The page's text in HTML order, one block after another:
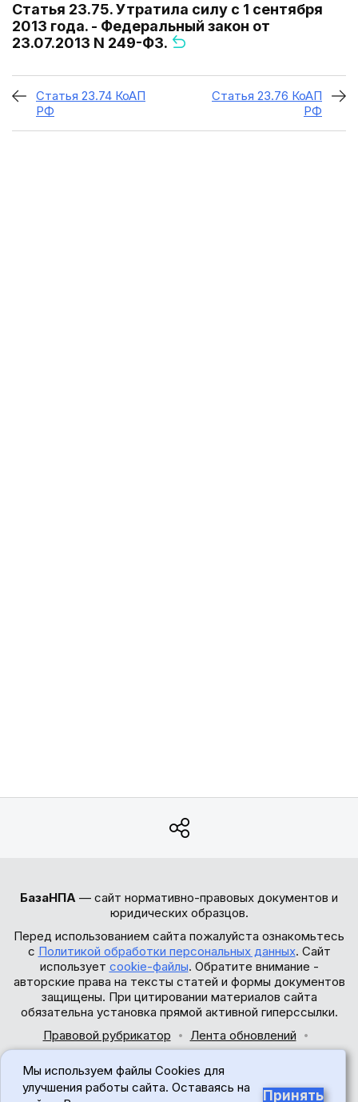
Статья 23.75. Утратила силу с 1 сентября
2013 года. - Федеральный закон от
23.07.2013 N 249-ФЗ.
Статья 23.74 КоАП
РФ
Статья 23.76 КоАП
РФ
БазаНПА — сайт нормативно-правовых документов и
юридических образцов.
Перед использованием сайта пожалуйста ознакомьтесь
с Политикой обработки персональных данных. Сайт
использует cookie-файлы. Обратите внимание -
авторские права на тексты статей и формы документов
защищены. При цитировании материалов сайта
обязательна установка прямой активной гиперссылки.
Правовой рубрикатор
Лента обновлений
© 2017-2026
Мы используем файлы Cookies для
улучшения работы сайта. Оставаясь на
Принять